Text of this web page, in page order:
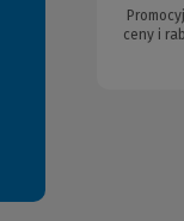
ceny i